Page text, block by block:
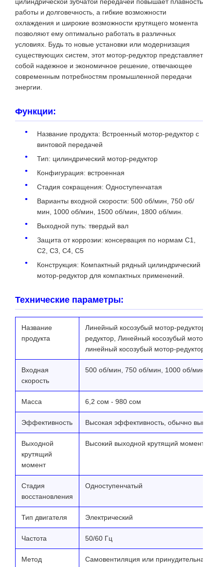
работы и долговечность, а гибкие возможности
охлаждения и широкие возможности крутящего момента
позволяют ему оптимально работать в различных
условиях. Будь то новые установки или модернизация
существующих систем, этот мотор-редуктор представляет
собой надежное и экономичное решение, отвечающее
современным потребностям промышленной передачи
энергии.
Функции:
Название продукта: Встроенный мотор-редуктор с
винтовой передачей
Тип: цилиндрический мотор-редуктор
Конфигурация: встроенная
Стадия сокращения: Одноступенчатая
Варианты входной скорости: 500 об/мин, 750 об/
мин, 1000 об/мин, 1500 об/мин, 1800 об/мин.
Выходной путь: твердый вал
Защита от коррозии: консервация по нормам C1,
C2, C3, C4, C5
Конструкция: Компактный рядный цилиндрический
мотор-редуктор для компактных применений.
Технические параметры:
Название
продукта
Линейный косозубый мотор-редуктор
редуктор, Линейный косозубый мотор-
линейный косозубый мотор-редуктор)
Входная
скорость
500 об/мин, 750 об/мин, 1000 об/мин,
Масса 6,2 сом - 980 сом
Эффективность Высокая эффективность, обычно выше
Выходной
крутящий
момент
Высокий выходной крутящий момент
Стадия
восстановления
Одноступенчатый
Тип двигателя Электрический
Частота 50/60 Гц
Метод
Самовентиляция или принудительная